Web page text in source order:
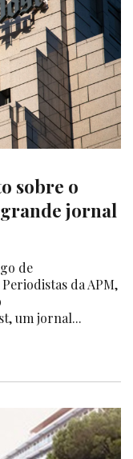
sobre o
jornal
de
da APM,
um jornal...